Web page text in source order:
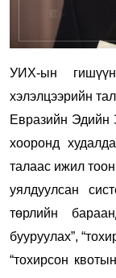
УИХ-ын
хэлэлцээрийн
Евразийн Эдийн
хооронд
талаас ижил
уялдуулсан
төрлийн
бууруулах”,
“тохирсон